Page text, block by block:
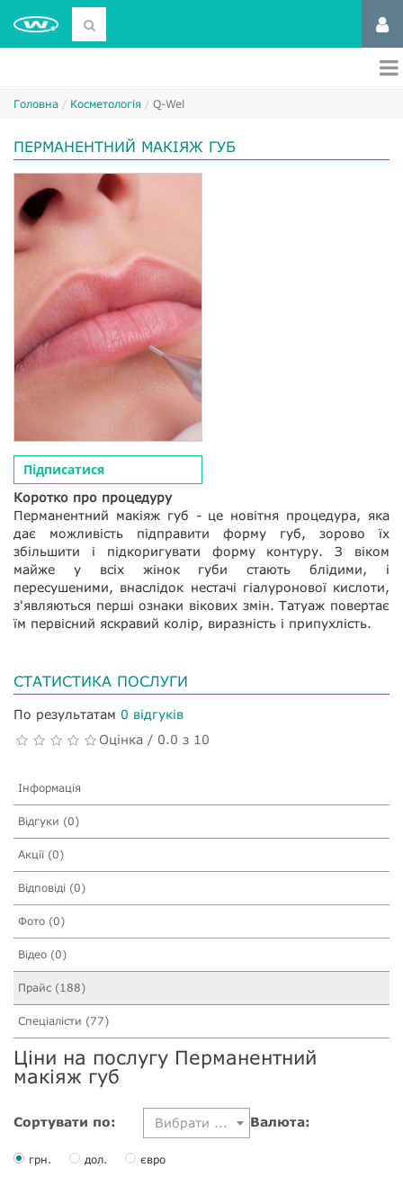
Головна Косметологія Q-Wel
ПЕРМАНЕНТНИЙ МАКІЯЖ ГУБ
Підписатися
Коротко про процедуру
Перманентний макіяж губ - це новітня процедура, яка
дає можливість підправити форму губ, зорово їх
збільшити і підкоригувати форму контуру. З віком
майже у всіх жінок губи стають блідими, і
пересушеними, внаслідок нестачі гіалуронової кислоти,
з'являються перші ознаки вікових змін. Татуаж повертає
їм первісний яскравий колір, виразність і припухлість.
СТАТИСТИКА ПОСЛУГИ
По результатам 0 відгуків
Оцінка / 0.0 з 10
Інформація
Відгуки (0)
Акції (0)
Відповіді (0)
Фото (0)
Відео (0)
Прайс (188)
Спеціалісти (77)
Ціни на послугу Перманентний
макіяж губ
Сортувати по: Вибрати ... Валюта:
грн. дол. євро